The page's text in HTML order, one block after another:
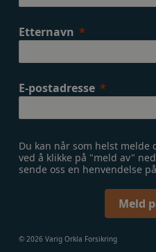
Etternavn
E-postadresse
Du kan når som helst melde
ved å klikke på "meld av"
sende oss en henvendelse
Meld
© 2026 Varig Orkla Forsikring